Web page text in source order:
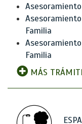
Familia
Familia
MÁS